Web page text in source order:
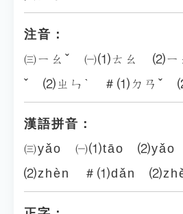
注音：
㈢ㄧㄠˇ ㈠⑴ㄊㄠ ⑵ㄧ
ˇ ⑵ㄓㄣˋ ＃⑴ㄉㄢˇ ⑵
漢語拼音：
㈢yǎo ㈠⑴tāo
⑵zhèn ＃⑴dǎn